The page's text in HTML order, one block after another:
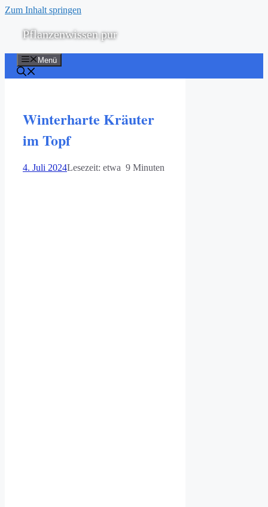
Zum Inhalt springen
Pflanzenwissen pur
Menü
Winterharte Kräuter
im Topf
4. Juli 2024Lesezeit: etwa 9 Minuten